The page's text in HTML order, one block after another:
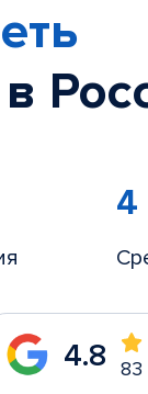
4
4.8 83